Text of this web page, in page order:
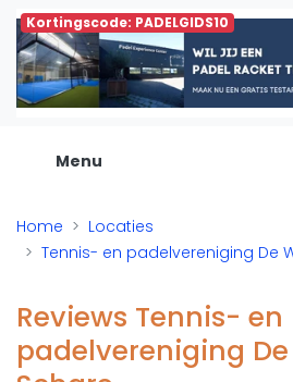
Kortingscode: PADELGIDS10
Menu
De Padel Gids
Alle padel locaties
Padelwinkels
Organisatie
Banenbouwers
Overige categorien
Padelscholen
Toevoegen data
Home
Locaties
Tennis- en padelvereniging De
Reviews Tennis- en
padelvereniging